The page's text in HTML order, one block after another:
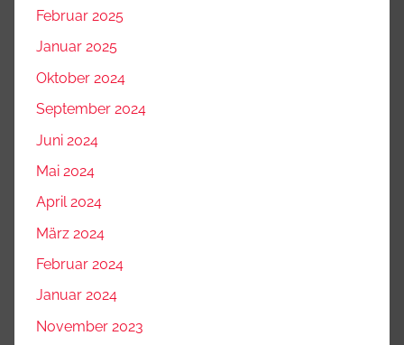
Februar 2025
Januar 2025
Oktober 2024
September 2024
Juni 2024
Mai 2024
April 2024
März 2024
Februar 2024
Januar 2024
November 2023